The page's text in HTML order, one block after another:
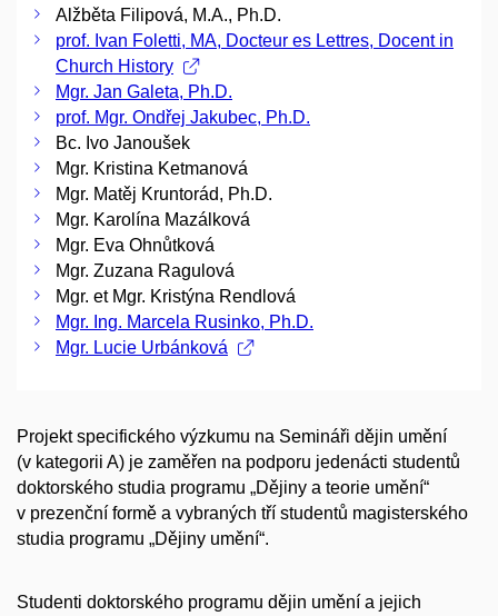
Alžběta Filipová, M.A., Ph.D.
prof. Ivan Foletti, MA, Docteur es Lettres, Docent in
Church History
Mgr. Jan Galeta, Ph.D.
prof. Mgr. Ondřej Jakubec, Ph.D.
Bc. Ivo Janoušek
Mgr. Kristina Ketmanová
Mgr. Matěj Kruntorád, Ph.D.
Mgr. Karolína Mazálková
Mgr. Eva Ohnůtková
Mgr. Zuzana Ragulová
Mgr. et Mgr. Kristýna Rendlová
Mgr. Ing. Marcela Rusinko, Ph.D.
Mgr. Lucie Urbánková
Projekt specifického výzkumu na Semináři dějin umění
(v kategorii A) je zaměřen na podporu jedenácti studentů
doktorského studia programu „Dějiny a teorie umění“
v prezenční formě a vybraných tří studentů magisterského
studia programu „Dějiny umění“.
Studenti doktorského programu dějin umění a jejich